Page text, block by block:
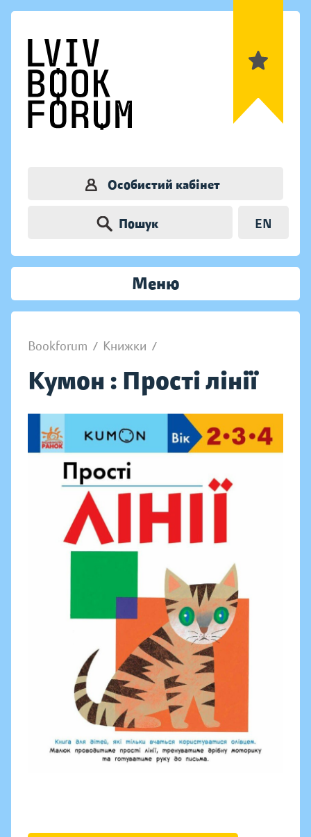
Особистий кабінет
Пошук EN
Меню
Bookforum / Книжки /
Кумон : Прості лінії